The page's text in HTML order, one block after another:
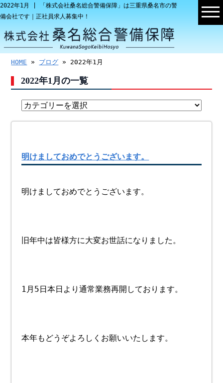
2022年1月 | 「株式会社桑名総合警備保障」は三重県桑名市の警
備会社です｜正社員求人募集中！
HOME » ブログ » 2022年1月
2022年1月の一覧
明けましておめでとうございます。
明けましておめでとうございます。
旧年中は皆様方に大変お世話になりました。
1月5日本日より通常業務再開しております。
本年もどうぞよろしくお願いいたします。